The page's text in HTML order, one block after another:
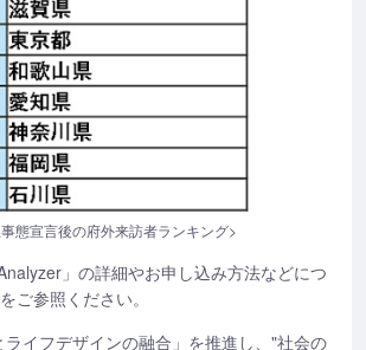
態宣言後の府外来訪者ランキング>
」の詳細やお申し込み方法などにつ
をご参照ください。
ライフデザインの融合」を推進し、"社会の